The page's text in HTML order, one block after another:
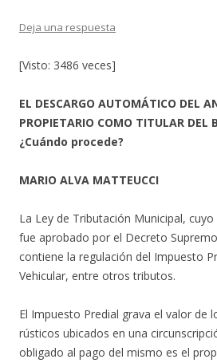
Deja una respuesta
[Visto: 3486 veces]
EL DESCARGO AUTOMÁTICO DEL
PROPIETARIO COMO TITULAR DEL
¿Cuándo procede?
MARIO ALVA MATTEUCCI
La Ley de Tributación Municipal,
fue aprobado por el Decreto
contiene la regulación del Impuesto
Vehicular, entre otros tributos.
El Impuesto Predial grava el valor de
rústicos ubicados en una
obligado al pago del mismo es el